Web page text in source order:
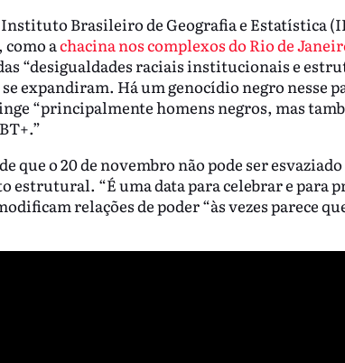
Brasileiro de Geografia e Estatística
achacina nos complexos do Rio de
“desigualdades raciais institucionais e
expandiram. Há um genocídio negro nesse
“principalmente homens negros, mas
que o 20 de novembro não pode ser
estrutural. “É uma data para celebrar e para
relações de poder “às vezes parece